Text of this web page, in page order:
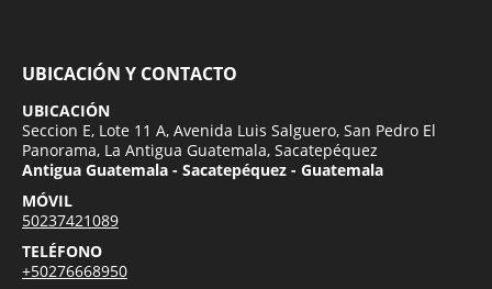
UBICACIÓN Y CONTACTO
UBICACIÓN
Seccion E, Lote 11 A, Avenida Luis Salguero, San Pedro El
Panorama, La Antigua Guatemala, Sacatepéquez
Antigua Guatemala - Sacatepéquez - Guatemala
MÓVIL
50237421089
TELÉFONO
+50276668950